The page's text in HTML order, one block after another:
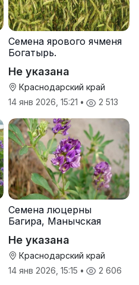
Семена ярового ячменя
Богатырь.
Не указана
Краснодарский край
14 янв 2026, 15:21 • 2 513
Семена люцерны
Багира, Манычская
Не указана
Краснодарский край
14 янв 2026, 15:15 • 2 606